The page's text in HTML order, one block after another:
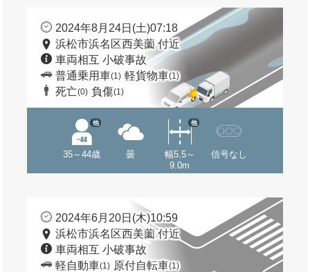
2024年8月24日(土)07:18
浜松市浜名区西美薗 付近
車両相互 小破事故
普通乗用車(1) 軽貨物車(1)
死亡(0) 負傷(1)
35～44歳
他
曇
幅5.5～
9.0m
他
信号なし
2024年6月20日(木)10:59
浜松市浜名区西美薗 付近
車両相互 小破事故
軽自動車(1) 原付自転車(1)